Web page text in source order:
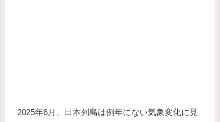
2025年6月、日本列島は例年にない気象変化に見